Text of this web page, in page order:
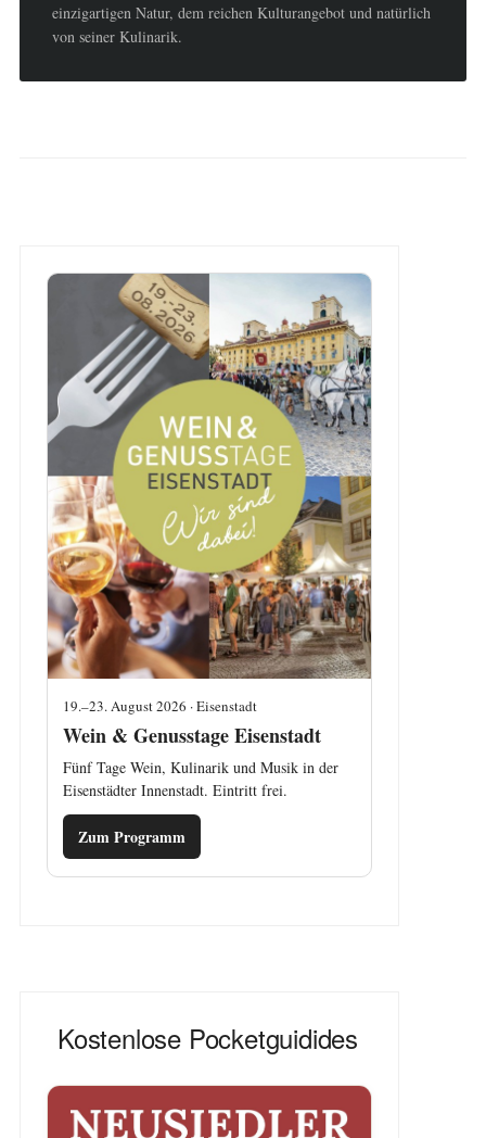
einzigartigen Natur, dem reichen Kulturangebot und natürlich
von seiner Kulinarik.
19.–23. August 2026 · Eisenstadt
Wein & Genusstage Eisenstadt
Fünf Tage Wein, Kulinarik und Musik in der
Eisenstädter Innenstadt. Eintritt frei.
Zum Programm
Kostenlose Pocketguidides